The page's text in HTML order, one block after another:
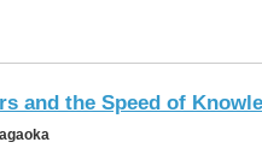
and the Speed of